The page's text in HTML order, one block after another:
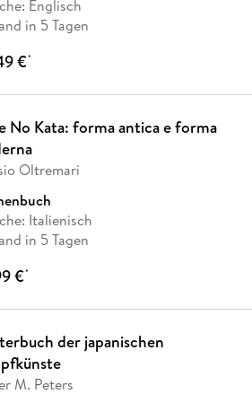
Englisch
in 5 Tagen
€*
No Kata: forma antica e forma
Oltremari
Italienisch
in 5 Tagen
€*
der japanischen
M. Peters